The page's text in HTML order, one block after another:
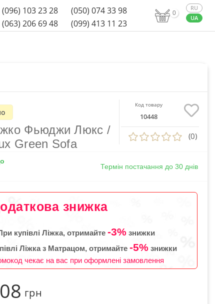
(096) 103 23 28
(050) 074 33 98
(063) 206 69 48
(099) 413 11 23
0
Фьюджи Люкс /
Green Sofa
Код товару
10448
(0)
Термін постачання до 30 днів
знижка
купівлі Ліжка, отримайте -3%знижки
Ліжка з Матрацом, отримайте-5% знижки
чекає на вас при оформлені замовлення
грн